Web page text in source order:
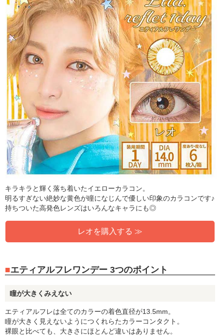
キラキラと輝く落ち着いたイエローカラコン。
明るすぎない絶妙な黄色が瞳になじんで優しい印象のカラコンです♪
持ちついた高発色レンズはいろんなキャラにも◎
レオを購入する ≫
エティアルフレワンデー 3つのポイント
瞳が大きくみえない
エティアルフレは全てのカラーの着色直径が13.5mm。
瞳が大きく見えないようにつくれらたカラーコンタクト。
裸眼と比べても、大きさにほとんど違いはありません。